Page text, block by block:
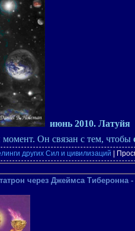
июнь 2010. Латуйя
Он связан с тем, чтобы
других Сил и цивилизаций |
через Джеймса